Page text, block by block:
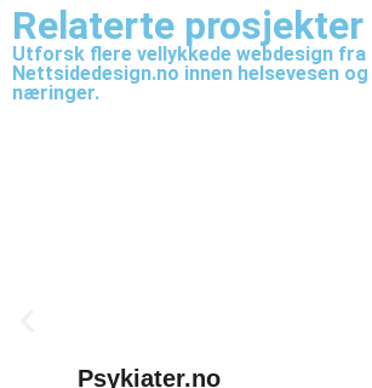
Relaterte prosjekter
Utforsk flere vellykkede webdesign fra
Nettsidedesign.no innen helsevesen
næringer.
Psykiater.no